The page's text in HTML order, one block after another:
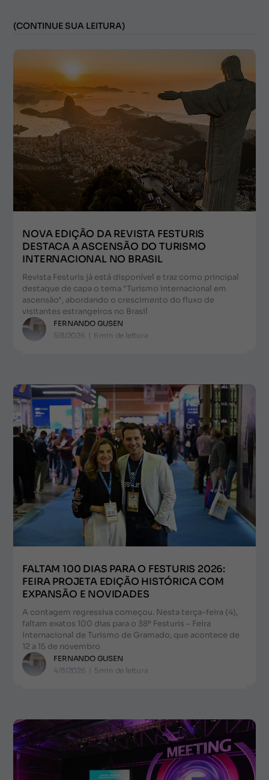
(CONTINUE SUA LEITURA)
NOVA EDIÇÃO DA REVISTA FESTURIS
DESTACA A ASCENSÃO DO TURISMO
INTERNACIONAL NO BRASIL
Revista Festuris já está disponível e traz como principal
destaque de capa o tema "Turismo internacional em
ascensão", abordando o crescimento do fluxo de
visitantes estrangeiros no Brasil
FERNANDO GUSEN
5/8/2026 | 6 min de leitura
FALTAM 100 DIAS PARA O FESTURIS 2026:
FEIRA PROJETA EDIÇÃO HISTÓRICA COM
EXPANSÃO E NOVIDADES
A contagem regressiva começou. Nesta terça-feira (4),
faltam exatos 100 dias para o 38º Festuris – Feira
Internacional de Turismo de Gramado, que acontece de
12 a 15 de novembro
FERNANDO GUSEN
4/8/2026 | 5min de leitura